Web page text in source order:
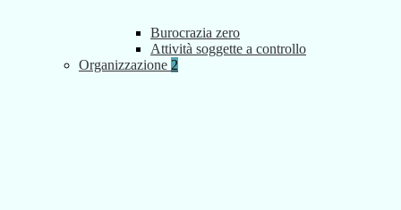
Burocrazia zero
Attività soggette a controllo
Organizzazione 2